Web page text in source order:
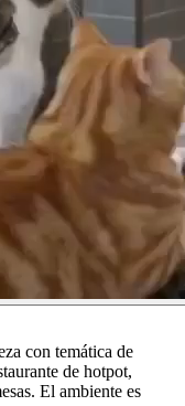
con temática de
de hotpot,
El ambiente es